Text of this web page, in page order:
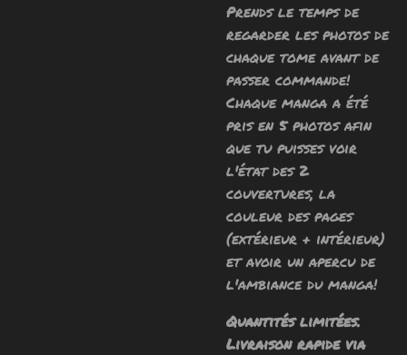
Prends le temps de
regarder les photos de
chaque tome avant de
passer commande!
Chaque manga a été
pris en 5 photos afin
que tu puisses voir
l'état des 2
couvertures, la
couleur des pages
(extérieur + intérieur)
et avoir un apercu de
l'ambiance du manga!
Quantités limitées.
Livraison rapide via